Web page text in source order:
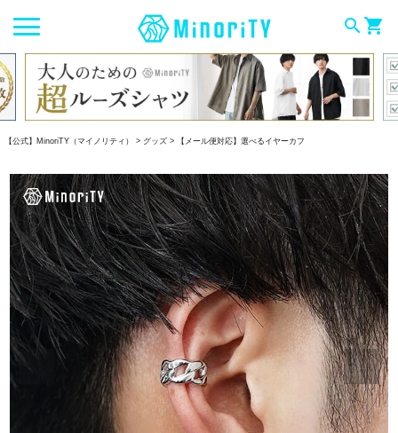
searchshopping_cart
【公式】MinoriTY（マイノリティ） グッズ 【メール便対応】選べるイヤーカフ